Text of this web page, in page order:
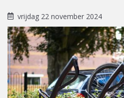
vrijdag 22 november 2024